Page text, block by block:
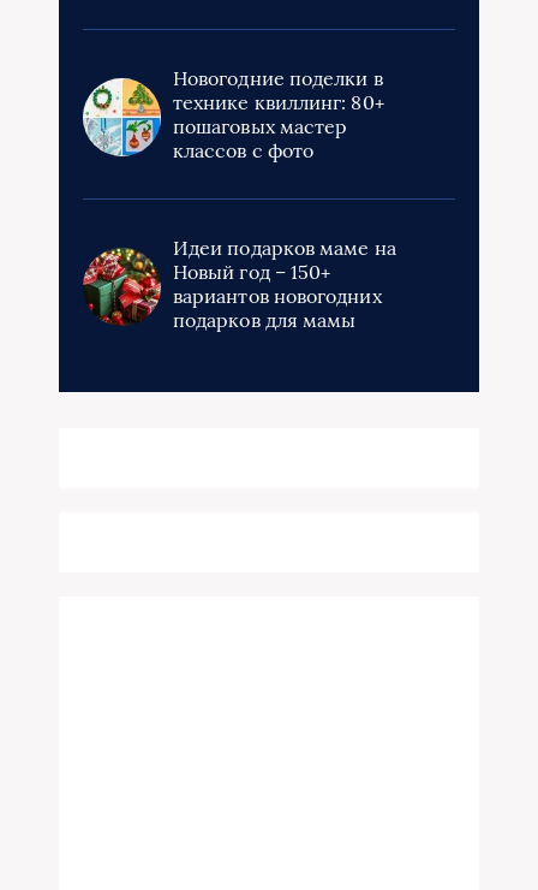
Новогодние поделки в
технике квиллинг: 80+
пошаговых мастер
классов с фото
Идеи подарков маме на
Новый год – 150+
вариантов новогодних
подарков для мамы